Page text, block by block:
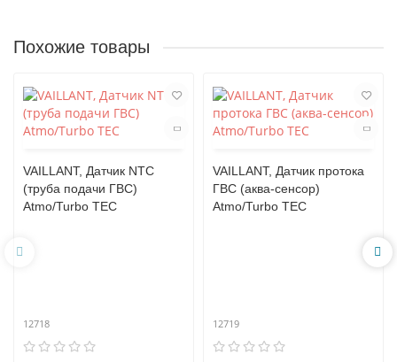
Похожие товары
VAILLANT, Датчик NTC
(труба подачи ГВС)
Atmo/Turbo TEC
12718
VAILLANT, Датчик протока
ГВС (аква-сенсор)
Atmo/Turbo TEC
12719